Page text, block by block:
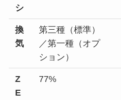
シ
換
気
第三種（標準）
／第一種（オプ
ション）
Z
E
77%